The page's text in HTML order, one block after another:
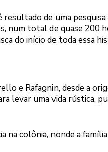
de uma
num total de quase 200
do início de toda essa
e Rafagnin, desde a
levar uma vida rústica,
na colônia, nonde a